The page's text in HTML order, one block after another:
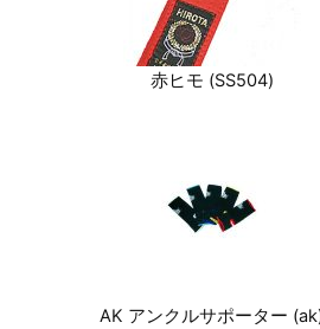
赤ヒモ (SS504)
AK アンクルサポーター